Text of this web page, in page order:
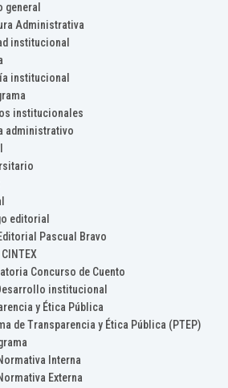
general
Administrativa
institucional
institucional
institucionales
administrativo
editorial
Pascual Bravo
Concurso de Cuento
institucional
y Ética Pública
de Transparencia y Ética Pública (PTEP)
Interna
Externa